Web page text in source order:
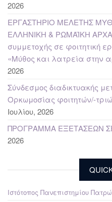
2026
ΕΡΓΑΣΤΗΡΙΟ ΜΕΛΕΤΗΣ
ΕΛΛΗΝΙΚΗ & ΡΩΜΑΪΚΗ
συμμετοχής σε φοιτητική
«Μύθος και λατρεία στην
2026
Σύνδεσμος διαδικτυακής
Ορκωμοσίας φοιτητών/-
Ιουλίου, 2026
ΠΡΟΓΡΑΜΜΑ ΕΞΕΤΑΣΕΩΝ
2026
Ιστότοπος Πανεπιστημίου